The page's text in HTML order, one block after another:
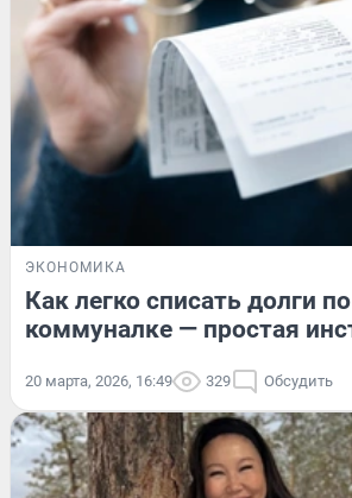
ЭКОНОМИКА
Как легко списать долги по
коммуналке — простая
20 марта, 2026, 16:49 329 Обсудить